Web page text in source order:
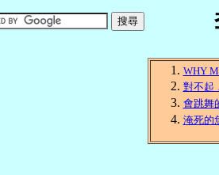
WHY
對不起
會跳舞
淹死的